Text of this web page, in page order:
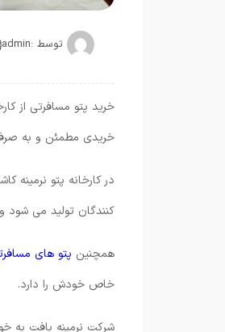
توسط :admin
خرید پتو مسافرتی از
خریدی مطمئن و به
در کارخانه پتو نرمینه
کنندگان تولید می شود
همچنین پتو های
خاص خودش را دارد.
شرکت نرمینه بافت به